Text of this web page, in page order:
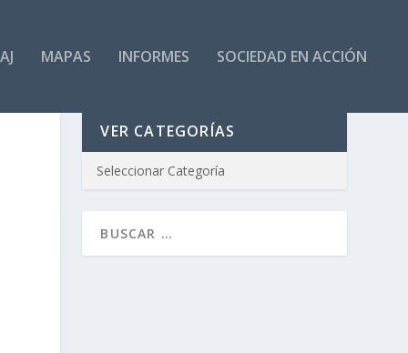
MAPAS INFORMES SOCIEDAD EN ACCIÓN
VER CATEGORÍAS